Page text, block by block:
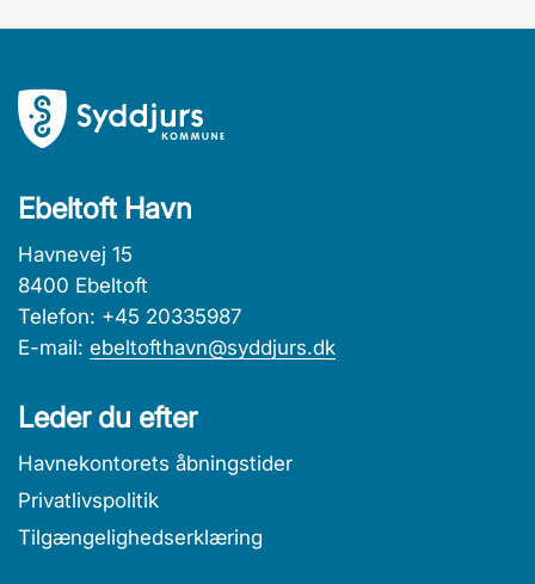
Ebeltoft Havn
Havnevej 15
8400 Ebeltoft
Telefon: +45 20335987
E-mail: ebeltofthavn@syddjurs.dk
Leder du efter
Havnekontorets åbningstider
Privatlivspolitik
Tilgængelighedserklæring